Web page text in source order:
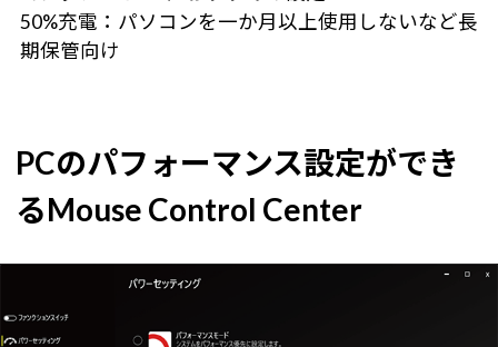
50%充電：パソコンを一か月以上使用しないなど長
期保管向け
PCのパフォーマンス設定ができ
るMouse Control Center